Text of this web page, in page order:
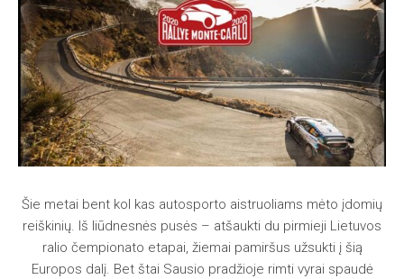
Šie metai bent kol kas autosporto aistruoliams mėto įdomių
reiškinių. Iš liūdnesnės pusės – atšaukti du pirmieji Lietuvos
ralio čempionato etapai, žiemai pamiršus užsukti į šią
Europos dalį. Bet štai Sausio pradžioje rimti vyrai spaudė